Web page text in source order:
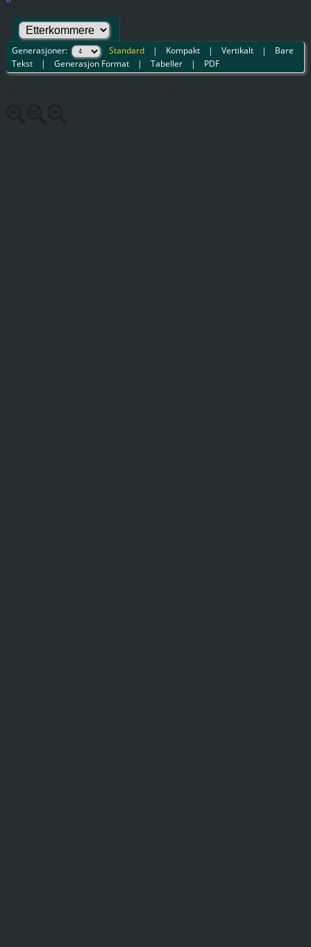
Generasjoner: Standard | Kompakt |Vertikalt | Bare
Tekst |Generasjon Format |Tabeller | PDF